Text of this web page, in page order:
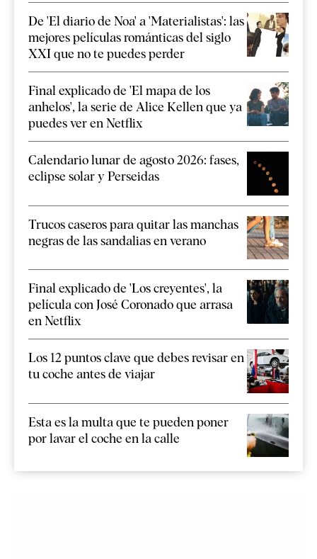
De 'El diario de Noa' a 'Materialistas': las
mejores películas románticas del siglo
XXI que no te puedes perder
Final explicado de 'El mapa de los
anhelos', la serie de Alice Kellen que ya
puedes ver en Netflix
Calendario lunar de agosto 2026: fases,
eclipse solar y Perseidas
Trucos caseros para quitar las manchas
negras de las sandalias en verano
Final explicado de 'Los creyentes', la
película con José Coronado que arrasa
en Netflix
Los 12 puntos clave que debes revisar en
tu coche antes de viajar
Esta es la multa que te pueden poner
por lavar el coche en la calle